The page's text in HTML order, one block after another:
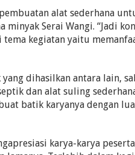
alat sederhana
Serai Wangi. “Jadi
tema kegiatan yaitu
dihasilkan antara lain,
dan alat suling
batik karyanya dengan
karya-karya